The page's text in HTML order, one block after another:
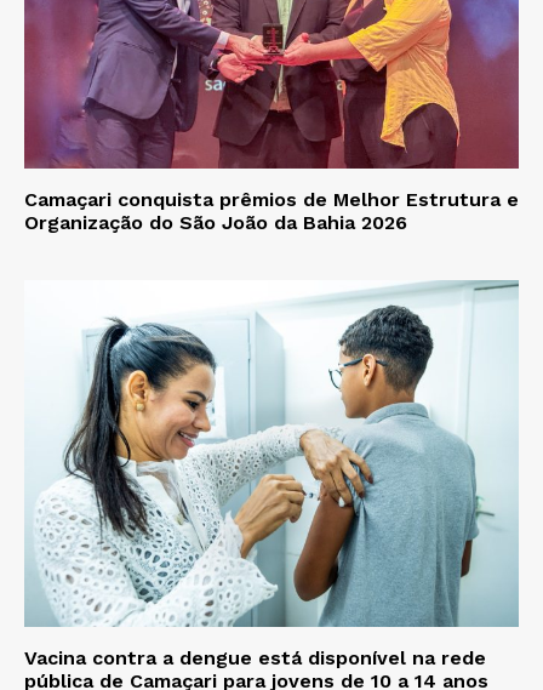
Camaçari conquista prêmios de Melhor Estrutura e
Organização do São João da Bahia 2026
Vacina contra a dengue está disponível na rede
pública de Camaçari para jovens de 10 a 14 anos